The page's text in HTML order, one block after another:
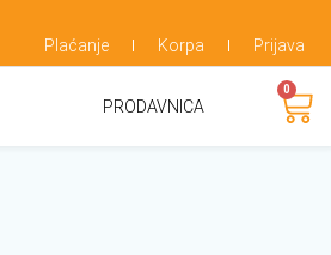
Plaćanje
Korpa Prijava
PRODAVNICA
0